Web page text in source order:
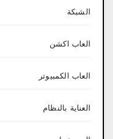
الشبكة
العاب اكشن
العاب الكمبيوتر
العناية بالنظام